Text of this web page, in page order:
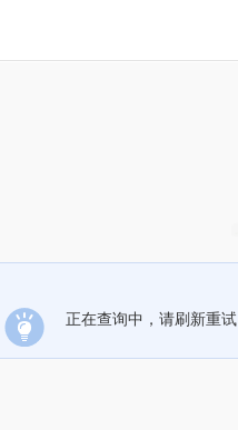
正在查询中，请刷新重试